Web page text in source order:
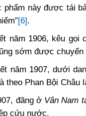
phẩm này được tái
[6].
năm 1906, kêu gọi
sớm được
năm 1907, dưới
theo Phan Bội
đăng ở Vân Nam
cứu nước.